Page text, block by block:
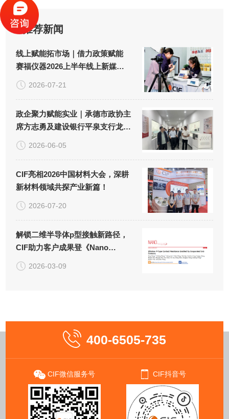
推荐新闻
线上赋能拓市场｜借力政策赋能
赛福仪器2026上半年线上新媒体
推广取得良好成效！
2026-07-21
政企聚力赋能实业｜承德市政协主
席方志勇及建设银行平泉支行龙占
云行长一行调研赛福仪器！
2026-06-05
CIF亮相2026中国材料大会，深耕
新材料领域共探产业新篇！
2026-07-20
解锁二维半导体p型接触新路径，
CIF助力客户成果登《Nano
Letters》！
2026-03-09
400-6505-735
CIF微信服务号 CIF抖音号